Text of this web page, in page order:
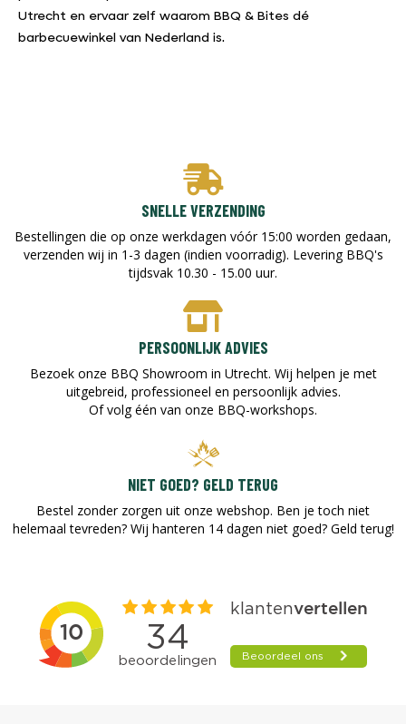
Utrecht en ervaar zelf waarom BBQ & Bites dé
barbecuewinkel van Nederland is.
SNELLE VERZENDING
Bestellingen die op onze werkdagen vóór 15:00 worden gedaan,
verzenden wij in 1-3 dagen (indien voorradig). Levering BBQ's
tijdsvak 10.30 - 15.00 uur.
PERSOONLIJK ADVIES
Bezoek onze BBQ Showroom in Utrecht. Wij helpen je met
uitgebreid, professioneel en persoonlijk advies.
Of volg één van onze BBQ-workshops.
NIET GOED? GELD TERUG
Bestel zonder zorgen uit onze webshop. Ben je toch niet
helemaal tevreden? Wij hanteren 14 dagen niet goed? Geld terug!​